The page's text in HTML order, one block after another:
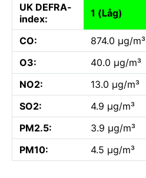
UK DEFRA-
index:
1 (Låg)
CO:
874.0 µg/m³
O3:
40.0 µg/m³
NO2:
13.0 µg/m³
SO2:
4.9 µg/m³
PM2.5:
3.9 µg/m³
PM10:
4.5 µg/m³